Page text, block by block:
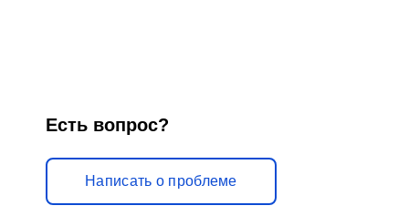
Есть вопрос?
Написать о проблеме